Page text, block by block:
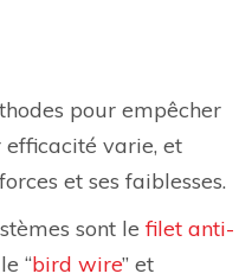
pour empêcher
efficacité varie, et
et ses faiblesses.
sont le filet anti-
“bird wire” et